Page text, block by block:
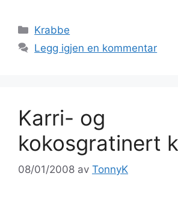
Kategorier
Krabbe
Legg igjen en kommentar
Karri- og
kokosgratinert
08/01/2008 av TonnyK